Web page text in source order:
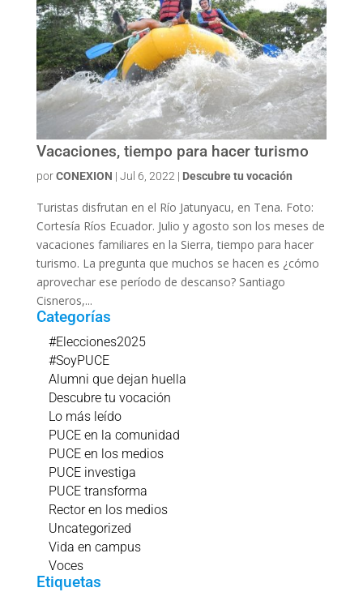
Vacaciones, tiempo para hacer turismo
porCONEXION | Jul 6, 2022 | Descubre tu vocación
Turistas disfrutan en el Río Jatunyacu, en Tena. Foto:
Cortesía Ríos Ecuador. Julio y agosto son los meses de
vacaciones familiares en la Sierra, tiempo para hacer
turismo. La pregunta que muchos se hacen es ¿cómo
aprovechar ese período de descanso? Santiago
Cisneros,...
Categorías
#Elecciones2025
#SoyPUCE
Alumni que dejan huella
Descubre tu vocación
Lo más leído
PUCE en la comunidad
PUCE en los medios
PUCE investiga
PUCE transforma
Rector en los medios
Uncategorized
Vida en campus
Voces
Etiquetas